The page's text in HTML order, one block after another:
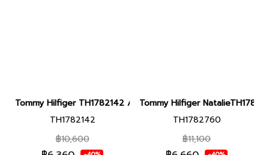
Tommy Hilfiger TH1782142 Ari Women's Watch
TH1782142
฿10,600
Tommy Hilfiger
TH1782760
฿11,100